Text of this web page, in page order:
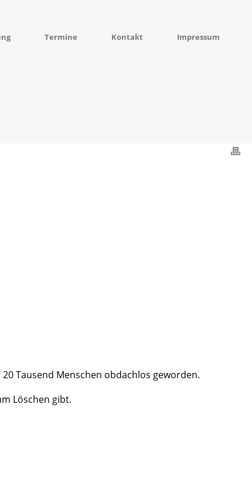
Termine Kontakt Impressum
Tausend Menschen obdachlos geworden.
Löschen gibt.